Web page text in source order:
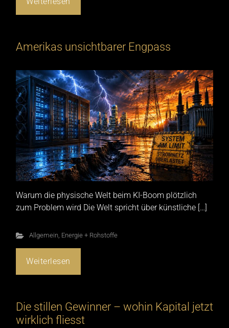
Amerikas unsichtbarer Engpass
Warum die physische Welt beim KI-Boom plötzlich
zum Problem wird Die Welt spricht über künstliche […]
Allgemein, Energie + Rohstoffe
Weiterlesen
Die stillen Gewinner – wohin Kapital jetzt
wirklich fliesst